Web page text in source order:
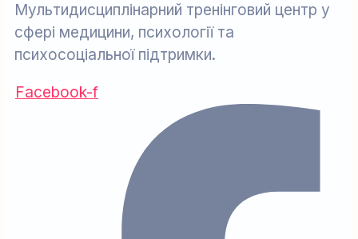
Мультидисциплінарний тренінговий центр у
сфері медицини, психології та
психосоціальної підтримки.
Facebook-f